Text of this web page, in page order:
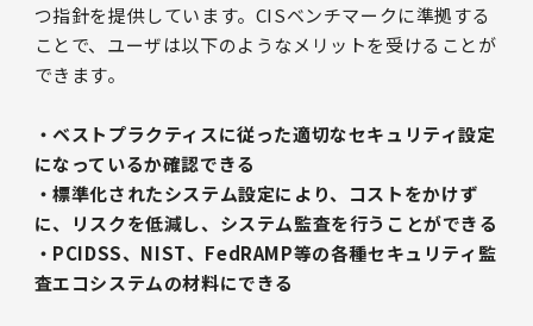
つ指針を提供しています。CISベンチマークに準拠する
ことで、ユーザは以下のようなメリットを受けることが
できます。
・ベストプラクティスに従った適切なセキュリティ設定
になっているか確認できる
・標準化されたシステム設定により、コストをかけず
に、リスクを低減し、システム監査を行うことができる
・PCIDSS、NIST、FedRAMP等の各種セキュリティ監
査エコシステムの材料にできる